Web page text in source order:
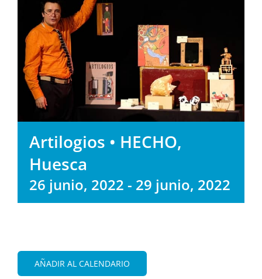
Artilogios • HECHO,
Huesca
26 junio, 2022 - 29 junio, 2022
AÑADIR AL CALENDARIO